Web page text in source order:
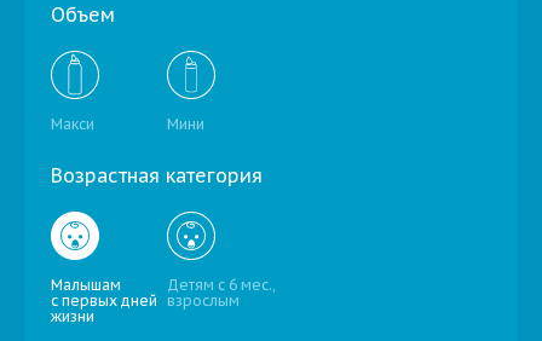
Объем
Макси Мини
Возрастная категория
Малышам
с первых дней
жизни
Детям с 6 мес.,
взрослым